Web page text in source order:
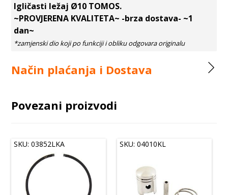
Igličasti ležaj Ø10 TOMOS.
~PROVJERENA KVALITETA~ -brza dostava- ~1
dan~
Način plaćanja i Dostava
Povezani proizvodi
SKU: 03852LKA SKU: 04010KL